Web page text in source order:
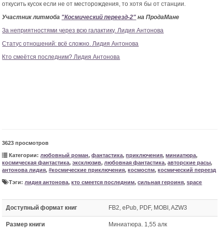
откусить кусок если не от месторождения, то хотя бы от станции.
Участник литмоба "Космический переезд-2" на ПродаМане
За неприятностями через всю галактику. Лидия Антонова
Статус отношений: всё сложно. Лидия Антонова
Кто смеётся последним? Лидия Антонова
3623 просмотров
Категории: любовный роман,фантастика,приключения,миниатюра,
космическая фантастика,эксклюзив, любовная фантастика,авторские расы,
антонова лидия,#космические приключения,космоспм,космический переезд
Тэги: лидия антонова,кто смеется последним,сильная героиня,space
Доступный формат книг FB2, ePub, PDF, MOBI, AZW3
Размер книги Миниатюра. 1,55 алк